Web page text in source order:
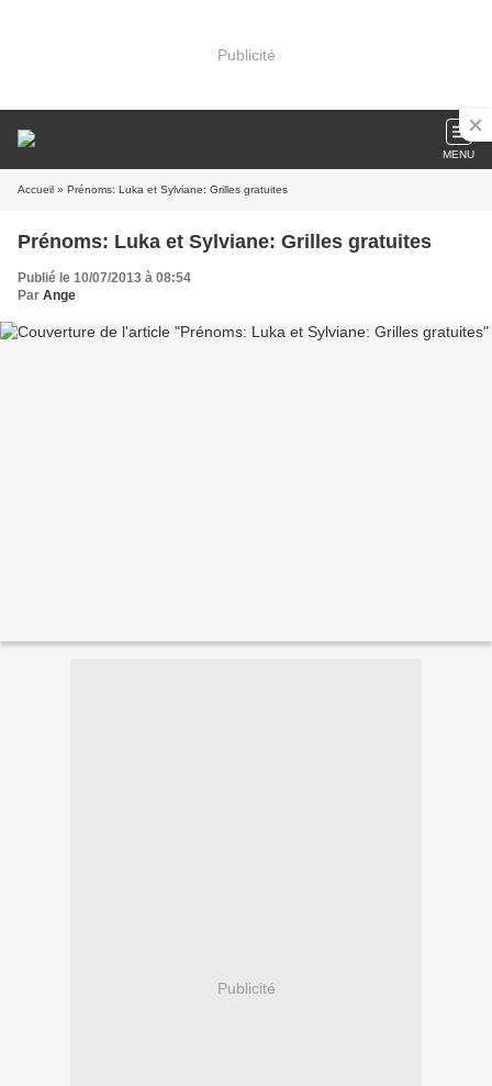
Publicité
MENU
Accueil » Prénoms: Luka et Sylviane: Grilles gratuites
Prénoms: Luka et Sylviane: Grilles gratuites
Publié le 10/07/2013 à 08:54
Par Ange
Publicité